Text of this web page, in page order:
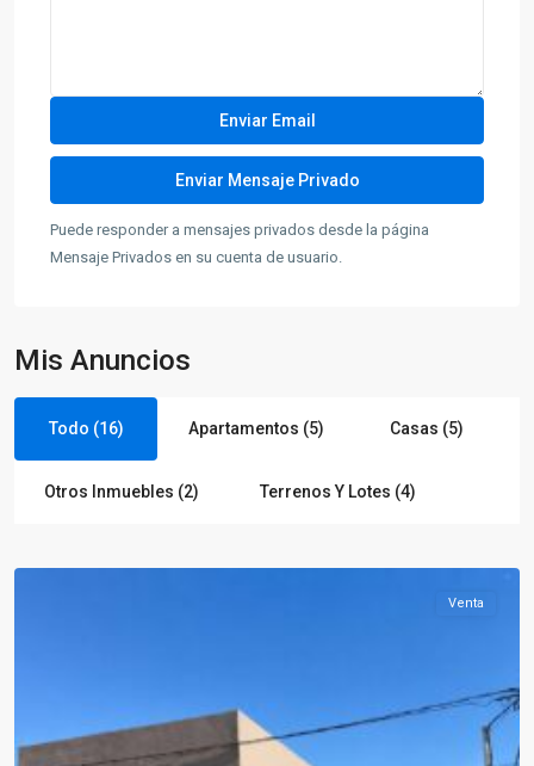
Puede responder a mensajes privados desde la página
Mensaje Privados en su cuenta de usuario.
Mis Anuncios
Todo (16) Apartamentos (5) Casas (5)
Otros Inmuebles (2) Terrenos Y Lotes (4)
Venta